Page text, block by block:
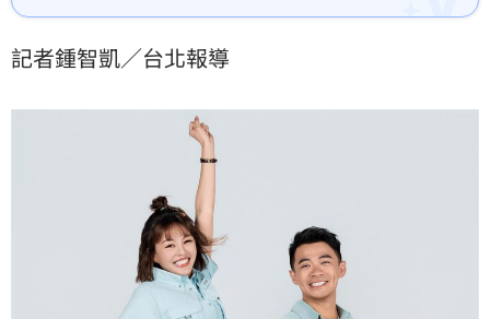
旅。融融第一時間分享此行挑戰鐵索攀岩「龍角山」，
呈現完全消音狀態，緊張到無法發聲。
記者鍾智凱／台北報導